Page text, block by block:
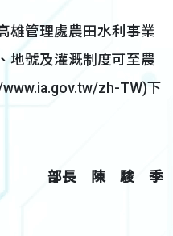
雄管理處農田水利事業
地號及灌溉制度可至農
zh-TW)下
部長 陳 駿 季